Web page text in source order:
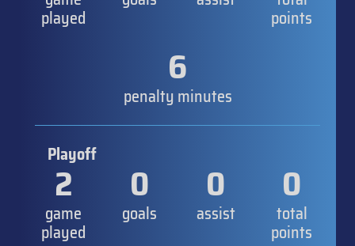
played points
6
penalty minutes
Playoff
2
game
played
0
goals
0
assist
0
total
points